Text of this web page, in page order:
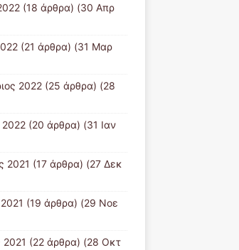
(18 άρθρα) (30 Απρ
(21 άρθρα) (31 Μαρ
2022(25 άρθρα) (28
2022(20 άρθρα) (31 Ιαν
2021 (17 άρθρα) (27 Δεκ
(19 άρθρα) (29 Νοε
(22 άρθρα) (28 Οκτ